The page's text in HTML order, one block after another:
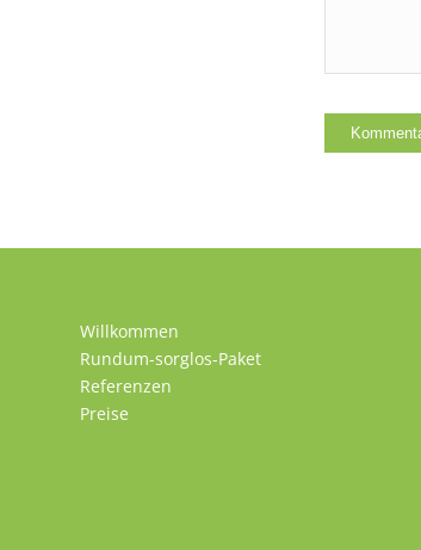
Willkommen
Rundum-sorglos-Paket
Referenzen
Preise